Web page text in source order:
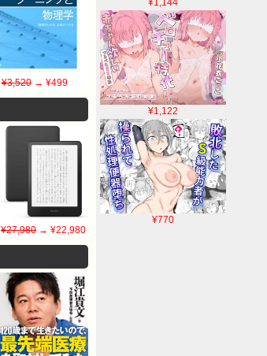
¥1,144
¥1,122
¥770
¥3,520→ ¥499
¥27,980→ ¥22,980